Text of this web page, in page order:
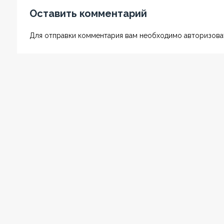
Оставить комментарий
Для отправки комментария вам необходимо